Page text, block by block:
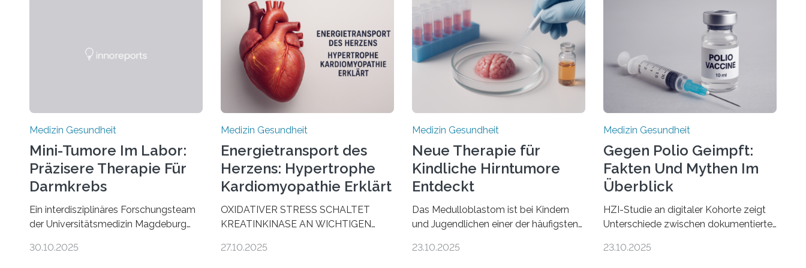
Medizin Gesundheit
Mini-Tumore Im Labor:
Präzisere Therapie Für
Darmkrebs
Ein interdisziplinäres Forschungsteam
der Universitätsmedizin Magdeburg
Darmkrebs künftig individueller
30.10.2025
Medizin Gesundheit
Energietransport des
Herzens: Hypertrophe
Kardiomyopathie Erklärt
OXIDATIVER STRESS SCHALTET
KREATINKINASE AN WICHTIGEN
AUS DEM ENERGIEGLEICHGEWICHT
27.10.2025
Medizin Gesundheit
Neue Therapie für
Kindliche Hirntumore
Entdeckt
Das Medulloblastom ist bei Kindern
und Jugendlichen einer der häufigsten
Nervensystems. Etwa 70 bis 80
23.10.2025
Medizin Gesundheit
Gegen Polio Geimpft:
Fakten Und Mythen Im
Überblick
HZI-Studie an digitaler Kohorte zeigt
Unterschiede zwischen dokumentierter
Die Poliomyelitis, auch bekannt als
23.10.2025